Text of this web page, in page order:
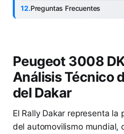
Preguntas Frecuentes
Peugeot 3008
Análisis Técnico
del Dakar
El Rally Dakar representa la
del automovilismo mundial,